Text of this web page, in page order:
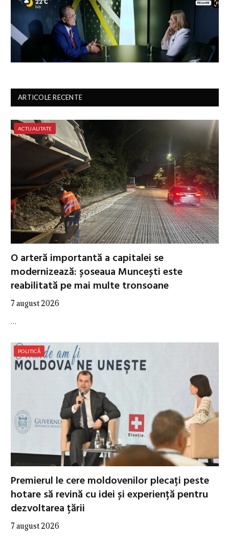
ARTICOLE RECENTE
ACTUALITATE
O arteră importantă a capitalei se
modernizează: șoseaua Muncești este
reabilitată pe mai multe tronsoane
7 august 2026
…
POLITICĂ
Premierul le cere moldovenilor plecați peste
hotare să revină cu idei și experiență pentru
dezvoltarea țării
7 august 2026